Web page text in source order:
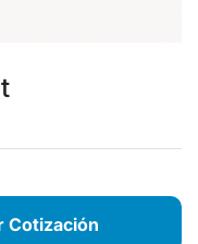
Cotización